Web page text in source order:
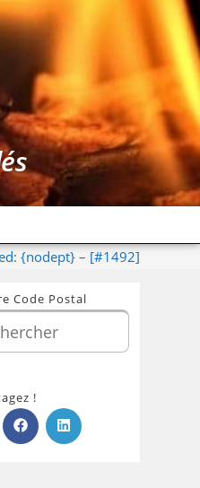
{nodept} – [#1492]
Code Postal
!